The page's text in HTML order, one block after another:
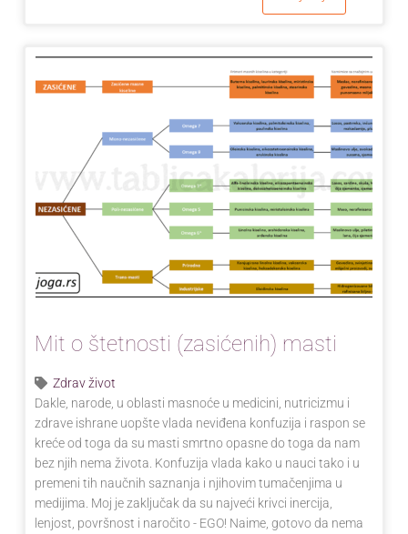
Mit o štetnosti (zasićenih) masti
Zdrav život
Dakle, narode, u oblasti masnoće u medicini, nutricizmu i
zdrave ishrane uopšte vlada neviđena konfuzija i raspon se
kreće od toga da su masti smrtno opasne do toga da nam
bez njih nema života. Konfuzija vlada kako u nauci tako i u
premeni tih naučnih saznanja i njihovim tumačenjima u
medijima. Moj je zaključak da su najveći krivci inercija,
lenjost, površnost i naročito - EGO! Naime, gotovo da nema